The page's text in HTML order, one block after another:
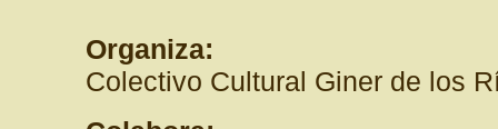
Organiza:
Colectivo Cultural Giner de los